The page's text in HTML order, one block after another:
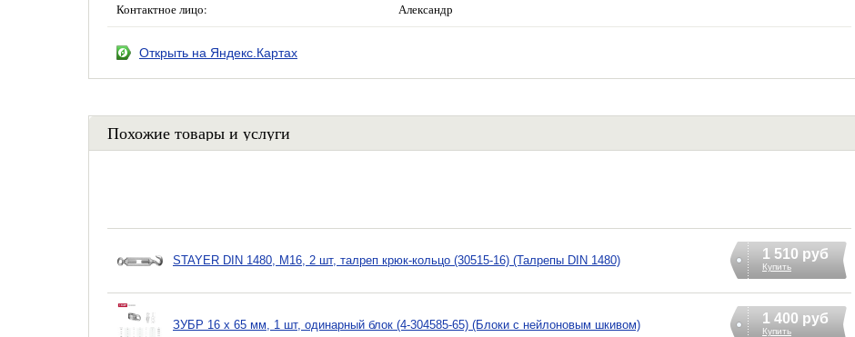
Контактное лицо: Александр
Открыть на Яндекс.Картах
Похожие товары и услуги
STAYER DIN 1480, М16, 2 шт, талреп крюк-кольцо (30515-16) (Талрепы DIN 1480) 1 510 руб
Купить
ЗУБР 16 x 65 мм, 1 шт, одинарный блок (4-304585-65) (Блоки с нейлоновым шкивом) 1 400 руб
Купить